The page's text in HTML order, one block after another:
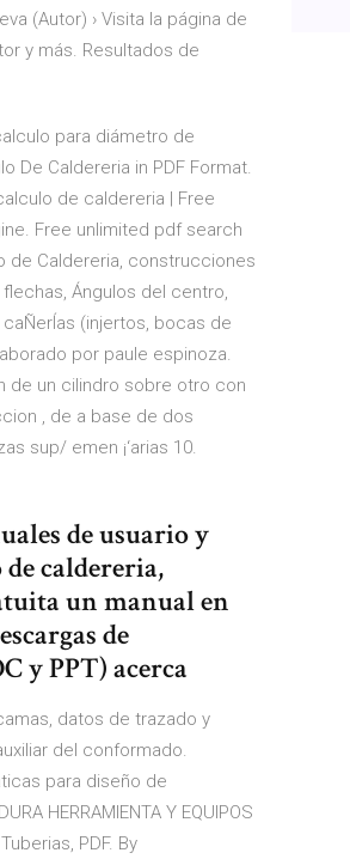
(Autor) › Visita la página de
y más. Resultados de
para diámetro de
De Caldereria in PDF Format.
de caldereria | Free
Free unlimited pdf search
de Caldereria, construcciones
Ángulos del centro,
(injertos, bocas de
por paule espinoza.
de un cilindro sobre otro con
, de a base de dos
sup/ emen ¡‘arias 10.
de usuario y
caldereria,
un manual en
de
y PPT) acerca
datos de trazado y
del conformado.
para diseño de
HERRAMIENTA Y EQUIPOS
PDF. By